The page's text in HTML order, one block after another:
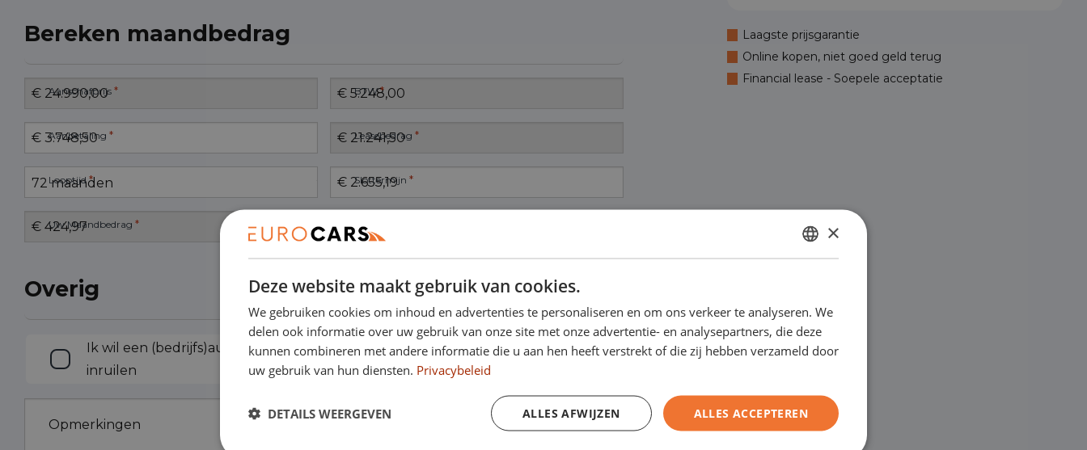
Bereken maandbedrag
Aanschafprijs * BTW *
Aanbetaling * Leasebedrag *
Looptijd * Slottermijn *
Uw Maandbedrag *
Overig
Ik wil een (bedrijfs)auto
inruilen
Opmerkingen
Laagste prijsgarantie
Online kopen, niet goed geld terug
Financial lease - Soepele acceptatie
DUTCH
GERMAN
×
Deze website maakt gebruik van cookies.
We gebruiken cookies om inhoud en advertenties te personaliseren en om ons verkeer te analyseren. We
delen ook informatie over uw gebruik van onze site met onze advertentie- en analysepartners, die deze
kunnen combineren met andere informatie die u aan hen heeft verstrekt of die zij hebben verzameld door
uw gebruik van hun diensten. Privacybeleid
ALLES ACCEPTEREN
ALLES AFWIJZEN
DETAILS WEERGEVEN